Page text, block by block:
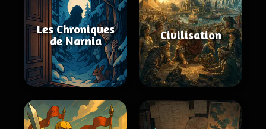
Les Chroniques
de Narnia
Civilisation